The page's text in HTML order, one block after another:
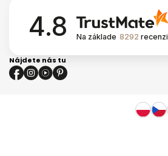
4.8 Na základe 8292
Nájdete nás tu